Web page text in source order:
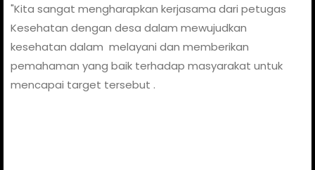
"Kita sangat mengharapkan kerjasama dari petugas
Kesehatan dengan desa dalam mewujudkan
kesehatan dalam melayani dan memberikan
pemahaman yang baik terhadap masyarakat untuk
mencapai target tersebut .